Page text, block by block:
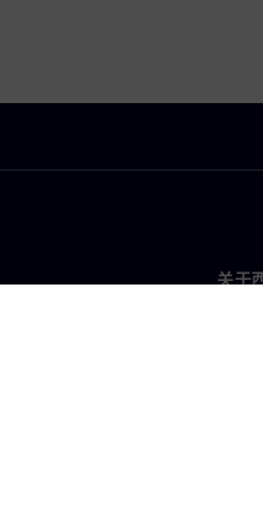
关于